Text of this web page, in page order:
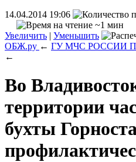
14.04.2014 19:06
~1 мин
Увеличить | Уменьшить
ОБЖ.ру ← ГУ МЧС РОССИИ
←
Во
территории
бухты